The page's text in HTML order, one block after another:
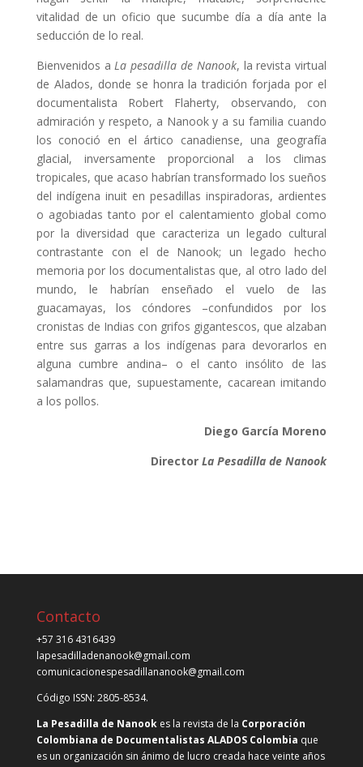
vitalidad de un oficio que sucumbe día a día ante la
seducción de lo real.
Bienvenidos aLa pesadilla de Nanook, la revista virtual
de Alados, donde se honra la tradición forjada por el
documentalista Robert Flaherty, observando, con
admiración y respeto, a Nanook y a su familia cuando
los conoció en el ártico canadiense, una geografía
glacial, inversamente proporcional a los climas
tropicales, que acaso habrían transformado los sueños
del indígena inuit en pesadillas inspiradoras, ardientes
o agobiadas tanto por el calentamiento global como
por la diversidad que caracteriza un legado cultural
contrastante con el de Nanook; un legado hecho
memoria por los documentalistas que, al otro lado del
mundo, le habrían enseñado el vuelo de las
guacamayas, los cóndores –confundidos por los
cronistas de Indias con grifos gigantescos, que alzaban
entre sus garras a los indígenas para devorarlos en
alguna cumbre andina– o el canto insólito de las
salamandras que, supuestamente, cacarean imitando
a los pollos.
Diego García Moreno
DirectorLa Pesadilla de Nanook
Contacto
+57 316 4316439
lapesadilladenanook@gmail.com
comunicacionespesadillananook@gmail.com
Código ISSN: 2805-8534.
La Pesadilla de Nanookes la revista de la Corporación
Colombiana de Documentalistas ALADOS Colombia que
es un organización sin ánimo de lucro creada hace veinte años